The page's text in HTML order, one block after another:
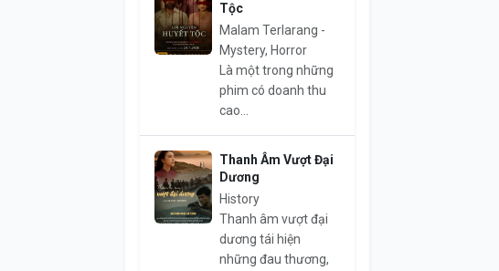
Tộc
Malam Terlarang -
Mystery, Horror
Là một trong những
phim có doanh thu
cao...
Thanh Âm Vượt Đại
Dương
History
Thanh âm vượt đại
dương tái hiện
những đau thương,